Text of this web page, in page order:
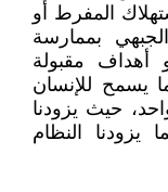
المفرط أو
بممارسة
أهداف مقبولة
يسمح للإنسان
حيث يزودنا
يزودنا النظام